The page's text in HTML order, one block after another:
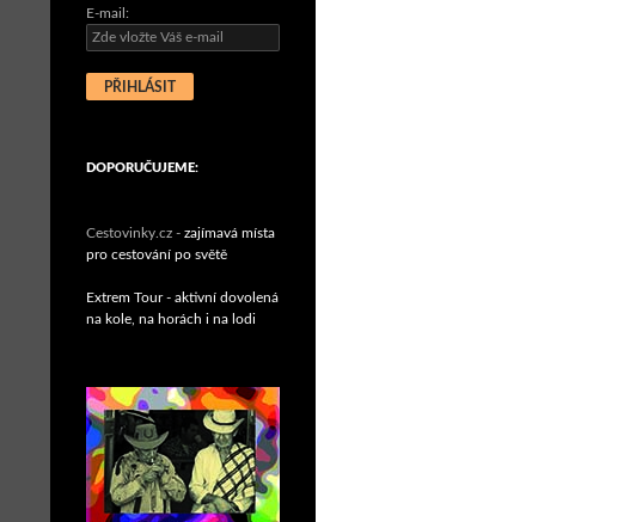
E-mail:
DOPORUČUJEME:
Cestovinky.cz - zajímavá místa
pro cestování po světě
Extrem Tour - aktivní dovolená
na kole, na horách i na lodi